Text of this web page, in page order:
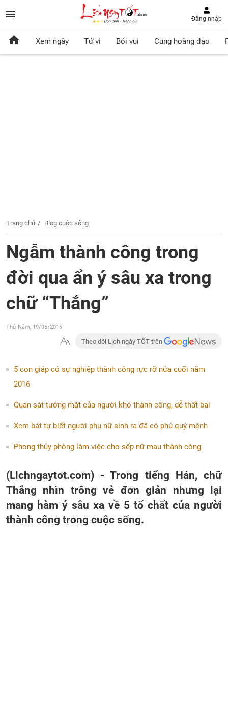
Đăng nhập
Xem ngày Tử vi Bói vui Cung hoàng đạo
Trang chủ Blog cuộc sống
Ngẫm thành công trong
đời qua ẩn ý sâu xa trong
chữ “Thắng”
Thứ Năm, 19/05/2016
Theo dõi Lịch ngày TỐT trên
5 con giáp có sự nghiệp thành công rực rỡ nửa cuối năm
2016
Quan sát tướng mặt của người khó thành công, dễ thất bại
Xem bát tự biết người phụ nữ sinh ra đã có phú quý mệnh
Phong thủy phòng làm việc cho sếp nữ mau thành công
(Lichngaytot.com) - Trong tiếng Hán, chữ
Thắng nhìn trông vẻ đơn giản nhưng lại
mang hàm ý sâu xa về 5 tố chất của người
thành công trong cuộc sống.